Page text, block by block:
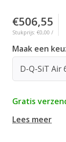
€506,55
Stukprijs: €0,00 /
Maak een
D-Q-SiT Air
Gratis
Lees meer